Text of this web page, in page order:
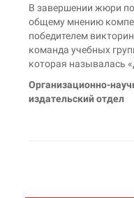
В завершении жюри
общему мнению
победителем
команда учебных
которая называлась
Организационно-
издательский отдел